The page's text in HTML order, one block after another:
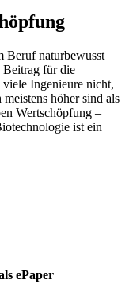
Beruf naturbewusst
Beitrag für die
Ingenieure nicht,
höher sind als
Wertschöpfung –
ist ein
ePaper